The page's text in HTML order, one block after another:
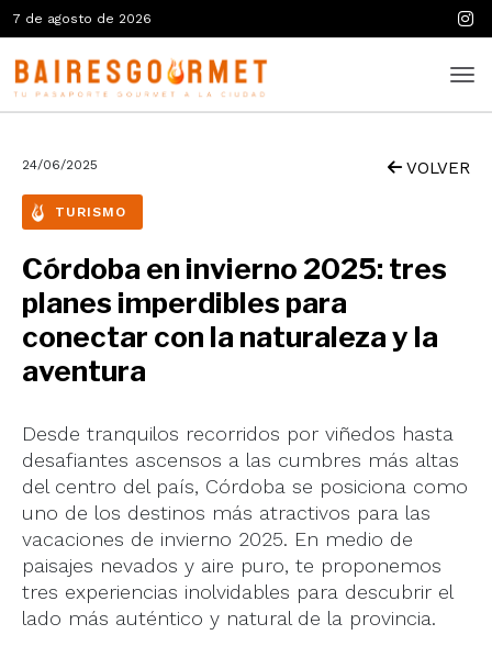
7 de agosto de 2026
24/06/2025 VOLVER
TURISMO
Córdoba en invierno 2025: tres
planes imperdibles para
conectar con la naturaleza y la
aventura
Desde tranquilos recorridos por viñedos hasta
desafiantes ascensos a las cumbres más altas
del centro del país, Córdoba se posiciona como
uno de los destinos más atractivos para las
vacaciones de invierno 2025. En medio de
paisajes nevados y aire puro, te proponemos
tres experiencias inolvidables para descubrir el
lado más auténtico y natural de la provincia.